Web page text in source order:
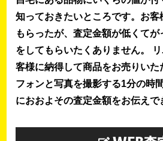
知っておきたいところです。お客
もらったが、査定金額が低くて
をしてもらいたくありません。
客様に納得して商品をお売りいた
フォンと写真を撮影する1分の時
におおよその査定金額をお伝えで